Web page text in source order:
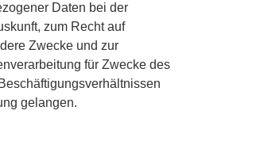
Daten bei der
zum Recht auf
Zwecke und zur
für Zwecke des
gelangen.